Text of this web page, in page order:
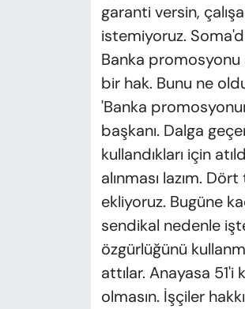
garanti versin,
istemiyoruz.
Banka promosyonu
bir hak. Bunu ne
'Banka
başkanı. Dalga
kullandıkları için
alınması lazım.
ekliyoruz. Bugüne
sendikal nedenle
özgürlüğünü
attılar. Anayasa 51'i
olmasın. İşçiler